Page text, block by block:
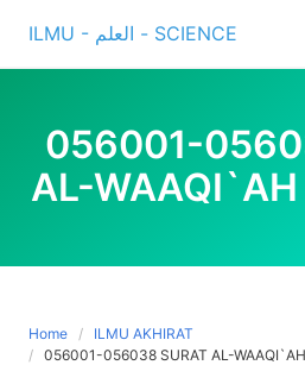
content
ILMU - العلم - SCIENCE
056001-
AL-
Home
ILMU AKHIRAT
056001-056038 SURAT AL-